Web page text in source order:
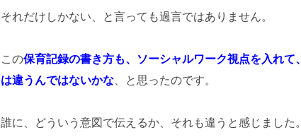
それだけしかない、と言っても過言ではありません。
この保育記録の書き方も、ソーシャルワーク視点を入れて
は違うんではないかな 、と思ったのです。
誰に、どういう意図で伝えるか、それも違うと感じました。